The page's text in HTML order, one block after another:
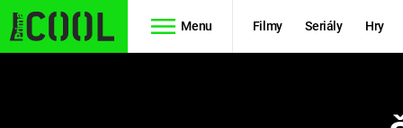
Menu Filmy Seriály Hry